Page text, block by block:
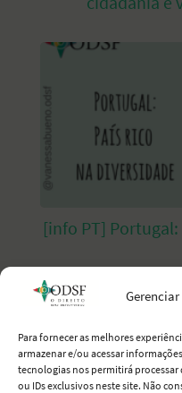
Para fornecer as melhores
armazenar e/ou acessar
tecnologias nos permitirá
ou IDs exclusivos neste site. Não
[info PT]